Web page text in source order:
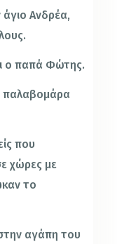
άγιο Ανδρέα,
ο παπά Φώτης.
παλαβομάρα
που
χώρες με
το
αγάπη του